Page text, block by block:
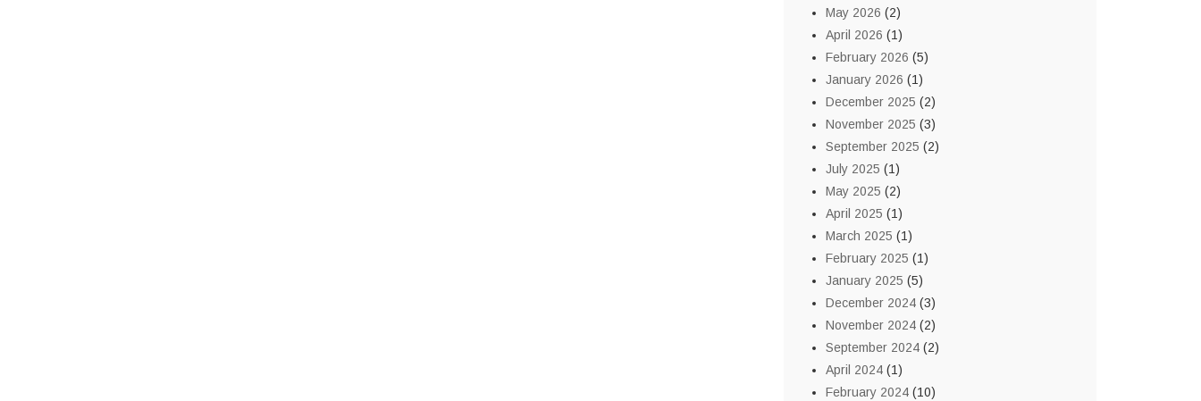
May 2026 (2)
April 2026 (1)
February 2026 (5)
January 2026 (1)
December 2025 (2)
November 2025 (3)
September 2025 (2)
July 2025 (1)
May 2025 (2)
April 2025 (1)
March 2025 (1)
February 2025 (1)
January 2025 (5)
December 2024 (3)
November 2024 (2)
September 2024 (2)
April 2024 (1)
February 2024 (10)